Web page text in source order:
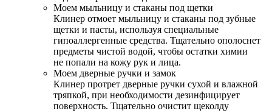
Моем мыльницу и стаканы под щетки
Клинер отмоет мыльницу и стаканы под зубные
щетки и пасты, используя специальные
гипоаллергенные средства. Тщательно ополоснет
предметы чистой водой, чтобы остатки химии
не попали на кожу рук и лица.
Моем дверные ручки и замок
Клинер протрет дверные ручки сухой и влажной
тряпкой, при необходимости дезинфицирует
поверхность. Тщательно очистит щеколду